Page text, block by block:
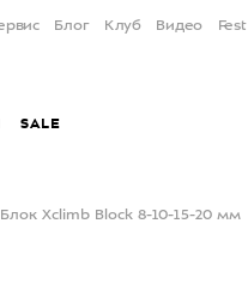
Блог Клуб Видео Fest
SALE
Блок Xclimb Block 8-10-15-20 мм